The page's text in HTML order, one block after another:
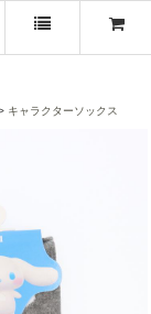
キャラクターソックス